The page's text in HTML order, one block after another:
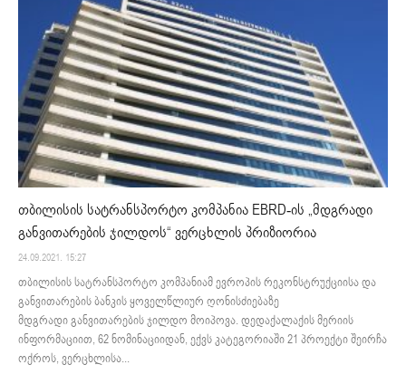
თბილისის სატრანსპორტო კომპანია EBRD-ის „მდგრადი
განვითარების ჯილდოს“ ვერცხლის პრიზიორია
24.09.2021. 15:27
თბილისის სატრანსპორტო კომპანიამ ევროპის რეკონსტრუქციისა და
განვითარების ბანკის ყოველწლიურ ღონისძიებაზე
მდგრადი განვითარების ჯილდო მოიპოვა. დედაქალაქის მერიის
ინფორმაციით, 62 ნომინაციიდან, ექვს კატეგორიაში 21 პროექტი შეირჩა
ოქროს, ვერცხლისა...